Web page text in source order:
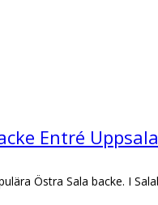
Entré Uppsala
Östra Sala backe. I